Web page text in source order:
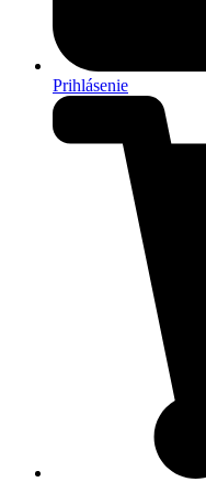
Prihlásenie